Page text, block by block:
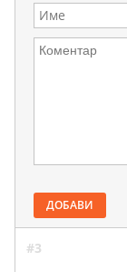
ДОБАВИ
#3